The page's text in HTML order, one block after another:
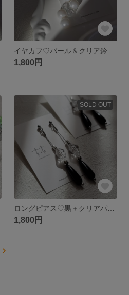
1,800円
SOLD OUT
1,800円